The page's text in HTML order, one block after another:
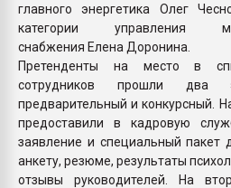
главного энергетика Олег
категории управления
снабжения Елена Доронина.
Претенденты на место в
сотрудников прошли два
предварительный и конкурсный.
предоставили в кадровую
заявление и специальный пакет
анкету, резюме, результаты
отзывы руководителей. На